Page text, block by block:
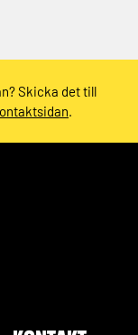
Skicka det till